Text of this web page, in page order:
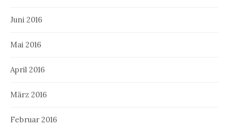
Juni 2016
Mai 2016
April 2016
März 2016
Februar 2016